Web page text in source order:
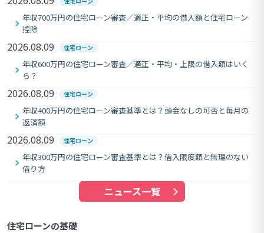
年収700万円の住宅ローン審査／適正・平均の借入額と住宅ローン
控除
2026.08.09 住宅ローン
年収600万円の住宅ローン審査／適正・平均・上限の借入額はいく
ら？
2026.08.09 住宅ローン
年収400万円の住宅ローン審査基準とは？頭金なしの可否と毎月の
返済額
2026.08.09 住宅ローン
年収300万円の住宅ローン審査基準とは？借入限度額と無理のない
借り方
ニュース一覧
住宅ローンの基礎